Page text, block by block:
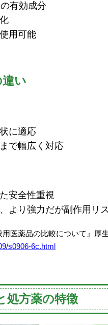
有効成分
用可能
違い
に適応
で幅広く対応
安全性重視
より強力だが副作用リ
用医薬品の比較について』厚
s0906-6c.html
処方薬の特徴